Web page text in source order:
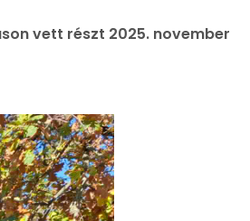
vett részt 2025. november